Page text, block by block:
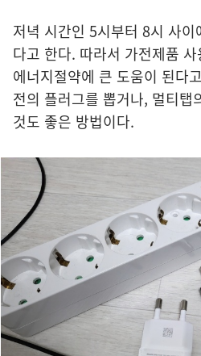
저녁 시간인 5시부터 8시 사
다고 한다. 따라서 가전제품
에너지절약에 큰 도움이 된다
전의 플러그를 뽑거나, 멀티탭
것도 좋은 방법이다.